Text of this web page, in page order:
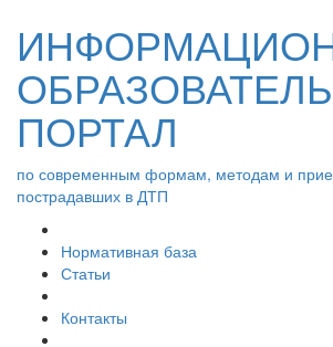
ПОРТАЛ
по современным формам, методам и
пострадавших в ДТП
Нормативная база
Статьи
Контакты